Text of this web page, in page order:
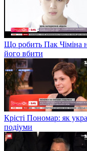
Що робить Пак Чіміна
його вбити
Крісті Пономар: як
подіуми